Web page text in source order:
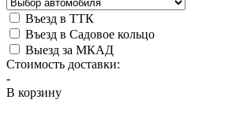
Въезд в ТТК
Въезд в Садовое кольцо
Выезд за МКАД
Стоимость доставки:
-
В корзину